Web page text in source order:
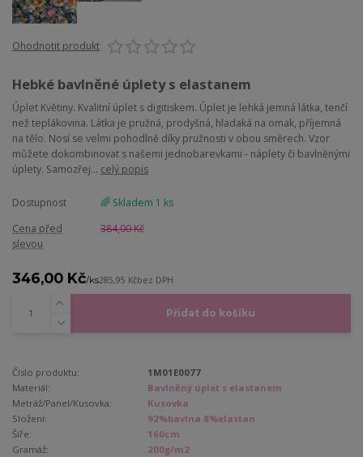
Ohodnotit produkt
Hebké bavlněné úplety s elastanem
Úplet Květiny. Kvalitní úplet s digitiskem. Úplet je lehká jemná látka, tenčí
než teplákovina. Látka je pružná, prodyšná, hladaká na omak, příjemná
na tělo. Nosí se velmi pohodlně díky pružnosti v obou směrech. Vzor
můžete dokombinovat s našemi jednobarevkami - náplety či bavlněnými
úplety. Samozřej... celý popis
Dostupnost
🌈 Skladem 1 ks
Cena před
slevou
384,00 Kč
346,00 Kč/ks285,95 Kčbez DPH
Přidat do košíku
Číslo produktu:
1M01E0077
Materiál:
Bavlněný úplet s elastanem
Metráž/Panel/Kusovka:
Kusovka
Složení:
92%bavlna 8%elastan
Šíře:
160cm
Gramáž:
200g/m2